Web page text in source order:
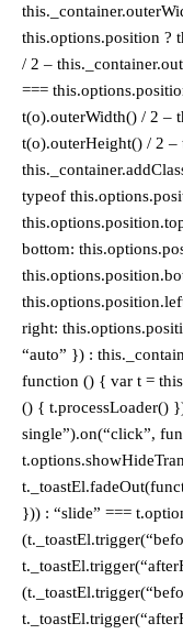
this.options.position ?
/ 2 –
===
t(o).outerWidth() / 2 –
t(o).outerHeight() / 2
typeof
bottom:
right:
“auto” }) :
function () { var t =
() { t.processLoader()
single”).on(“click”,
})) : “slide” ===